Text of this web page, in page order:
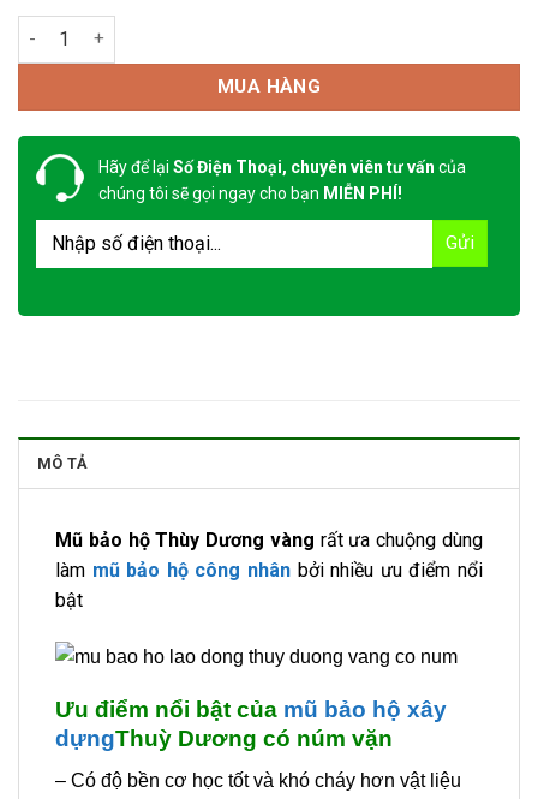
Mũ Thùy Dương vàng có núm vặn số lượng
MUA HÀNG
Hãy để lại Số Điện Thoại, chuyên viên tư vấn của
chúng tôi sẽ gọi ngay cho bạn MIỄN PHÍ!
MÔ TẢ
Mũ bảo hộ Thùy Dương vàng rất ưa chuộng dùng
làm mũ bảo hộ công nhân bởi nhiều ưu điểm nổi
bật
Ưu điểm nổi bật của mũ bảo hộ xây
dựngThuỳ Dương có núm vặn
– Có độ bền cơ học tốt và khó cháy hơn vật liệu